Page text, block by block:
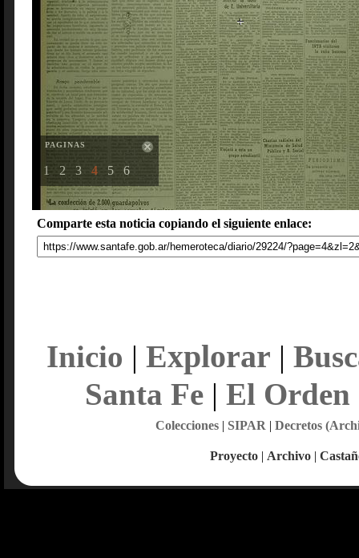
PAGINAS
1 2 3 4 5 6
Comparte esta noticia copiando el siguiente enlace:
Inicio | Explorar |
Santa Fe| El Orden
Colecciones| SIPAR | Decretos
Proyecto | Archivo |